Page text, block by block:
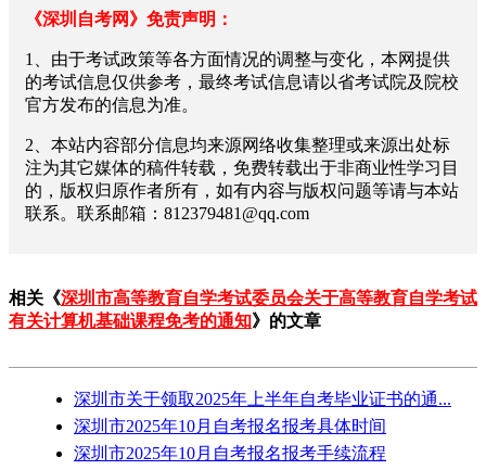
《深圳自考网》免责声明：
1、由于考试政策等各方面情况的调整与变化，本网提供
的考试信息仅供参考，最终考试信息请以省考试院及院校
官方发布的信息为准。
2、本站内容部分信息均来源网络收集整理或来源出处标
注为其它媒体的稿件转载，免费转载出于非商业性学习目
的，版权归原作者所有，如有内容与版权问题等请与本站
联系。联系邮箱：812379481@qq.com
相关《深圳市高等教育自学考试委员会关于高等教育自学考试
有关计算机基础课程免考的通知》的文章
深圳市关于领取2025年上半年自考毕业证书的通...
深圳市2025年10月自考报名报考具体时间
深圳市2025年10月自考报名报考手续流程